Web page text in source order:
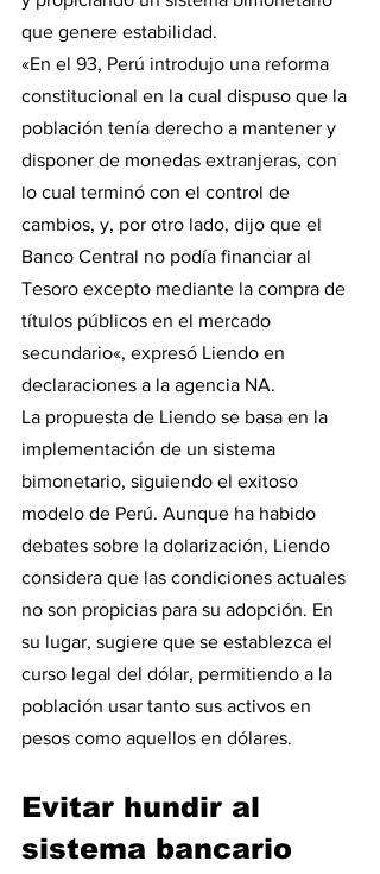
que genere estabilidad.
«En el 93, Perú introdujo una reforma
constitucional en la cual dispuso que la
población tenía derecho a mantener y
disponer de monedas extranjeras, con
lo cual terminó con el control de
cambios, y, por otro lado, dijo que el
Banco Central no podía financiar al
Tesoro excepto mediante la compra de
títulos públicos en el mercado
secundario«, expresó Liendo en
declaraciones a la agencia NA.
La propuesta de Liendo se basa en la
implementación de un sistema
bimonetario, siguiendo el exitoso
modelo de Perú. Aunque ha habido
debates sobre la dolarización, Liendo
considera que las condiciones actuales
no son propicias para su adopción. En
su lugar, sugiere que se establezca el
curso legal del dólar, permitiendo a la
población usar tanto sus activos en
pesos como aquellos en dólares.
Evitar hundir al
sistema bancario